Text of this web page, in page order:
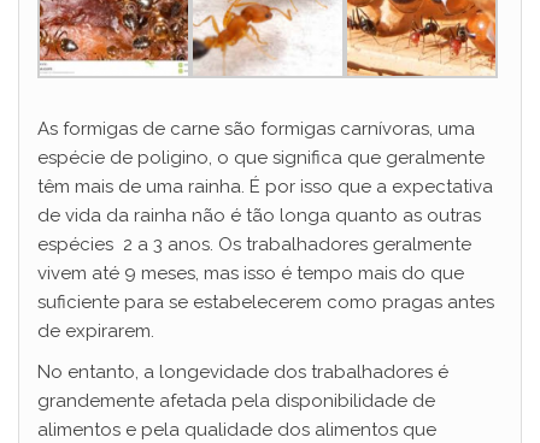
As formigas de carne são formigas carnívoras, uma
espécie de poligino, o que significa que geralmente
têm mais de uma rainha. É por isso que a expectativa
de vida da rainha não é tão longa quanto as outras
espécies 2 a 3 anos. Os trabalhadores geralmente
vivem até 9 meses, mas isso é tempo mais do que
suficiente para se estabelecerem como pragas antes
de expirarem.
No entanto, a longevidade dos trabalhadores é
grandemente afetada pela disponibilidade de
alimentos e pela qualidade dos alimentos que